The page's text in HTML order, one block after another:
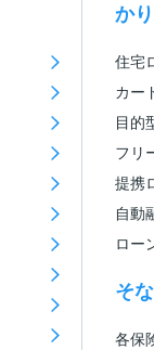
か
住宅
カー
目的
フリ
提携
自動
ロー
そ
各保